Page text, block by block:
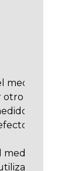
medidor
otro
el
un